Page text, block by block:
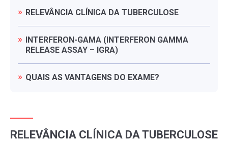
RELEVÂNCIA CLÍNICA DA TUBERCULOSE
INTERFERON-GAMA (INTERFERON GAMMA
RELEASE ASSAY – IGRA)
QUAIS AS VANTAGENS DO EXAME?
RELEVÂNCIA CLÍNICA DA TUBERCULOSE